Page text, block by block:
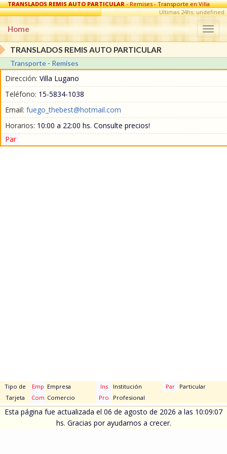
TRANSLADOS REMIS AUTO PARTICULAR- Remises - Transporte en Villa
Lugano
Ultimas 24hs: undefined
Home
TRANSLADOS REMIS AUTO PARTICULAR
Transporte - Remises
Dirección: Villa Lugano
Teléfono: 15-5834-1038
Email: fuego_thebest@hotmail.com
Horarios: 10:00 a 22:00 hs. Consulte precios!
Par
Tipo de
Tarjeta
Emp Empresa Ins Institución Par
Particular
Com Comercio Pro Profesional
Esta página fue actualizada el 06 de agosto de 2026 a las 10:09:07
hs. Gracias por ayudarnos a crecer.